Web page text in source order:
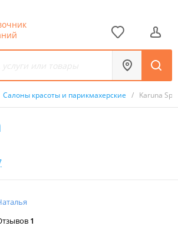
Салоны красоты и парикмахерские / Karuna Spa
1